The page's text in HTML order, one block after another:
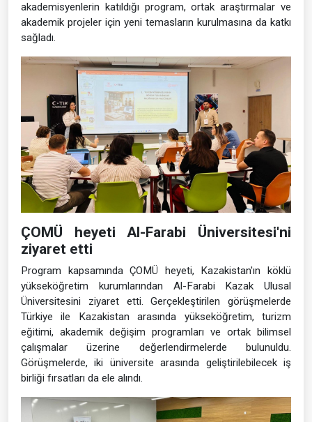
akademisyenlerin katıldığı program, ortak araştırmalar ve
akademik projeler için yeni temasların kurulmasına da katkı
sağladı.
ÇOMÜ heyeti Al-Farabi Üniversitesi'ni
ziyaret etti
Program kapsamında ÇOMÜ heyeti, Kazakistan'ın köklü
yükseköğretim kurumlarından Al-Farabi Kazak Ulusal
Üniversitesini ziyaret etti. Gerçekleştirilen görüşmelerde
Türkiye ile Kazakistan arasında yükseköğretim, turizm
eğitimi, akademik değişim programları ve ortak bilimsel
çalışmalar üzerine değerlendirmelerde bulunuldu.
Görüşmelerde, iki üniversite arasında geliştirilebilecek iş
birliği fırsatları da ele alındı.